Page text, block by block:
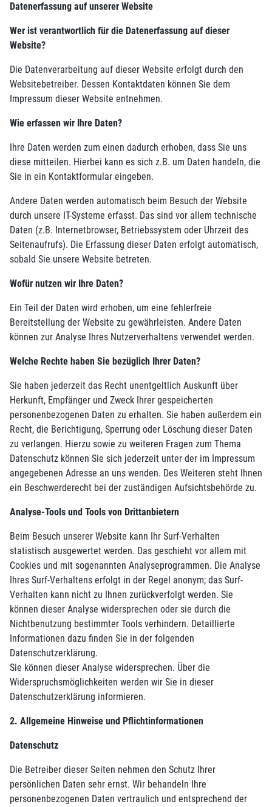
Datenerfassung auf unserer Website
Wer ist verantwortlich für die Datenerfassung auf dieser
Website?
Die Datenverarbeitung auf dieser Website erfolgt durch den
Websitebetreiber. Dessen Kontaktdaten können Sie dem
Impressum dieser Website entnehmen.
Wie erfassen wir Ihre Daten?
Ihre Daten werden zum einen dadurch erhoben, dass Sie uns
diese mitteilen. Hierbei kann es sich z.B. um Daten handeln, die
Sie in ein Kontaktformular eingeben.
Andere Daten werden automatisch beim Besuch der Website
durch unsere IT-Systeme erfasst. Das sind vor allem technische
Daten (z.B. Internetbrowser, Betriebssystem oder Uhrzeit des
Seitenaufrufs). Die Erfassung dieser Daten erfolgt automatisch,
sobald Sie unsere Website betreten.
Wofür nutzen wir Ihre Daten?
Ein Teil der Daten wird erhoben, um eine fehlerfreie
Bereitstellung der Website zu gewährleisten. Andere Daten
können zur Analyse Ihres Nutzerverhaltens verwendet werden.
Welche Rechte haben Sie bezüglich Ihrer Daten?
Sie haben jederzeit das Recht unentgeltlich Auskunft über
Herkunft, Empfänger und Zweck Ihrer gespeicherten
personenbezogenen Daten zu erhalten. Sie haben außerdem ein
Recht, die Berichtigung, Sperrung oder Löschung dieser Daten
zu verlangen. Hierzu sowie zu weiteren Fragen zum Thema
Datenschutz können Sie sich jederzeit unter der im Impressum
angegebenen Adresse an uns wenden. Des Weiteren steht Ihnen
ein Beschwerderecht bei der zuständigen Aufsichtsbehörde zu.
Analyse-Tools und Tools von Drittanbietern
Beim Besuch unserer Website kann Ihr Surf-Verhalten
statistisch ausgewertet werden. Das geschieht vor allem mit
Cookies und mit sogenannten Analyseprogrammen. Die Analyse
Ihres Surf-Verhaltens erfolgt in der Regel anonym; das Surf-
Verhalten kann nicht zu Ihnen zurückverfolgt werden. Sie
können dieser Analyse widersprechen oder sie durch die
Nichtbenutzung bestimmter Tools verhindern. Detaillierte
Informationen dazu finden Sie in der folgenden
Datenschutzerklärung.
Sie können dieser Analyse widersprechen. Über die
Widerspruchsmöglichkeiten werden wir Sie in dieser
Datenschutzerklärung informieren.
2. Allgemeine Hinweise und Pflichtinformationen
Datenschutz
Die Betreiber dieser Seiten nehmen den Schutz Ihrer
persönlichen Daten sehr ernst. Wir behandeln Ihre
personenbezogenen Daten vertraulich und entsprechend der